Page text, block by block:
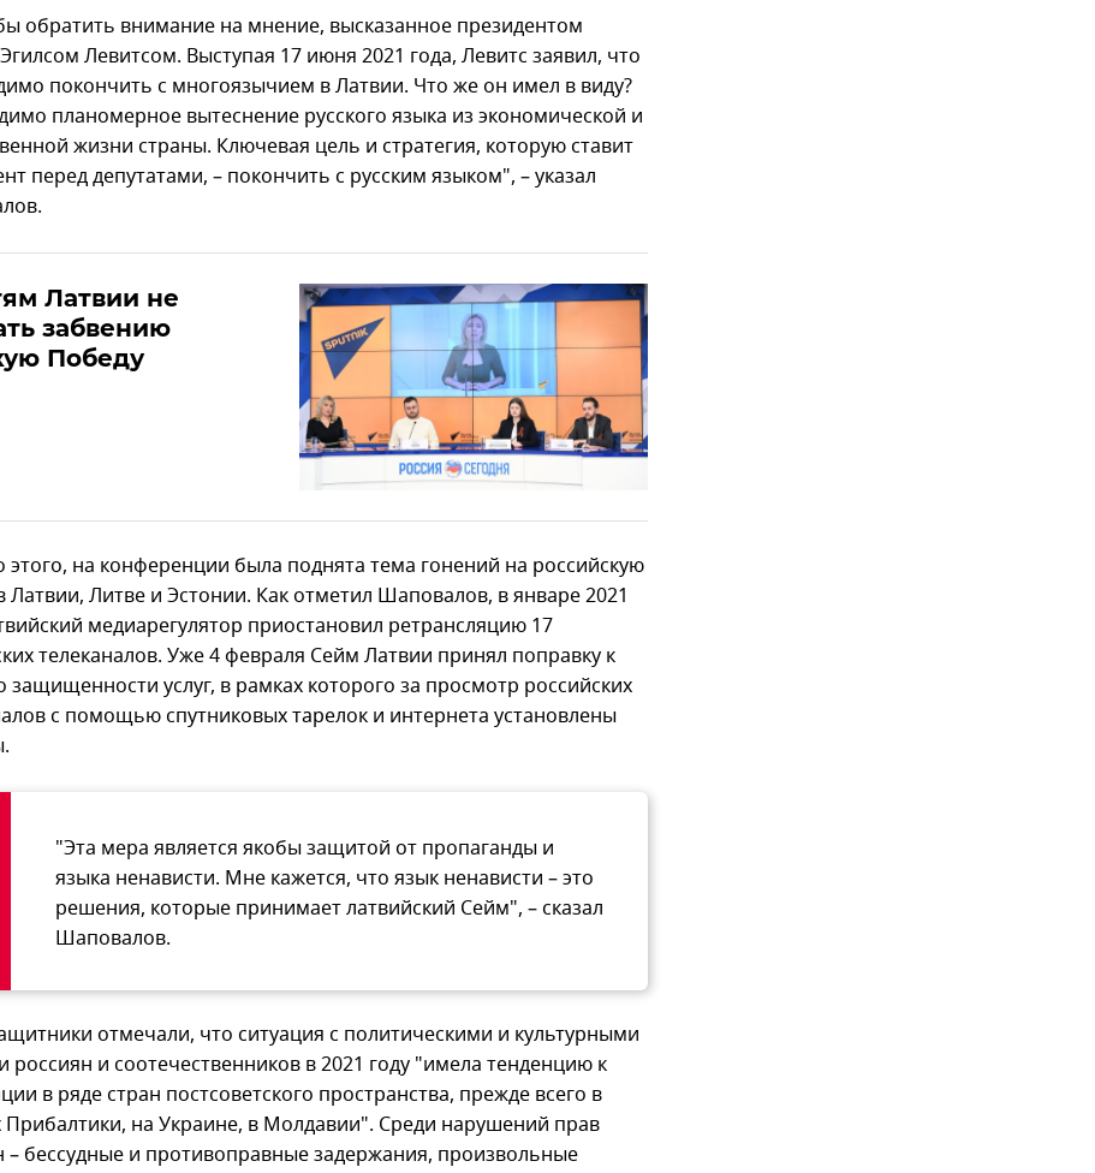
обратить внимание на мнение, высказанное президентом
Левитсом. Выступая 17 июня 2021 года, Левитс заявил, что
покончить с многоязычием в Латвии. Что же он имел в виду?
планомерное вытеснение русского языка из экономической и
жизни страны. Ключевая цель и стратегия, которую ставит
перед депутатами, – покончить с русским языком", – указал
Латвии не
забвению
Победу
на конференции была поднята тема гонений на российскую
Латвии, Литве и Эстонии. Как отметил Шаповалов, в январе 2021
медиарегулятор приостановил ретрансляцию 17
телеканалов. Уже 4 февраля Сейм Латвии принял поправку к
защищенности услуг, в рамках которого за просмотр российских
с помощью спутниковых тарелок и интернета установлены
"Эта мера является якобы защитой от пропаганды и
языка ненависти. Мне кажется, что язык ненависти – это
решения, которые принимает латвийский Сейм", – сказал
Шаповалов.
отмечали, что ситуация с политическими и культурными
россиян и соотечественников в 2021 году "имела тенденцию к
в ряде стран постсоветского пространства, прежде всего в
Прибалтики, на Украине, в Молдавии". Среди нарушений прав
– бессудные и противоправные задержания, произвольные